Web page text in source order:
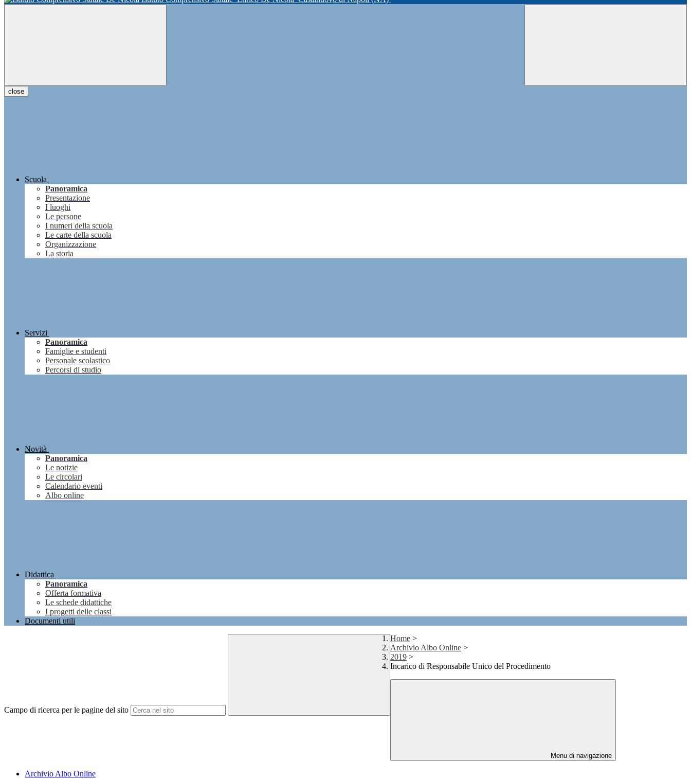
close
Scuola
Panoramica
Presentazione
I luoghi
Le persone
I numeri della scuola
Le carte della scuola
Organizzazione
La storia
Servizi
Panoramica
Famiglie e studenti
Personale scolastico
Percorsi di studio
Novità
Panoramica
Le notizie
Le circolari
Calendario eventi
Albo online
Didattica
Panoramica
Offerta formativa
Le schede didattiche
I progetti delle classi
Documenti utili
Campo di ricerca per le pagine del sito
Home >
Archivio Albo Online >
2019 >
Incarico di Responsabile Unico del Procedimento
Menu di navigazione
Archivio Albo Online